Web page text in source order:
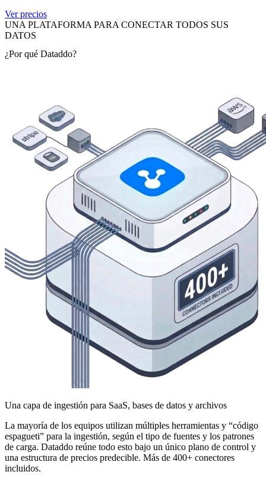
Ver precios
UNA PLATAFORMA PARA CONECTAR TODOS SUS
DATOS
¿Por qué Dataddo?
Una capa de ingestión para SaaS, bases de datos y archivos
La mayoría de los equipos utilizan múltiples herramientas y “código
espagueti” para la ingestión, según el tipo de fuentes y los patrones
de carga. Dataddo reúne todo esto bajo un único plano de control y
una estructura de precios predecible. Más de 400+ conectores
incluidos.